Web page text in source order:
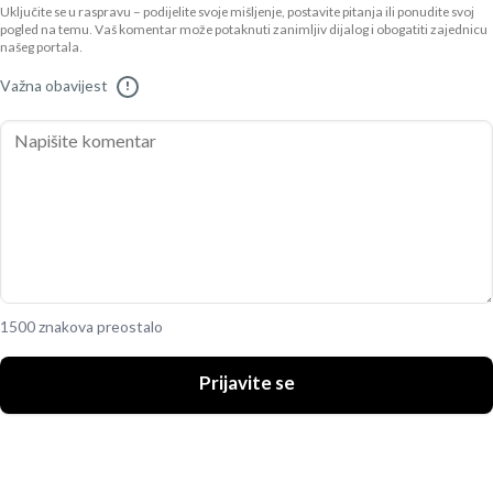
Uključite se u raspravu – podijelite svoje mišljenje, postavite pitanja ili ponudite svoj
pogled na temu. Vaš komentar može potaknuti zanimljiv dijalog i obogatiti zajednicu
našeg portala.
Važna obavijest !
1500 znakova preostalo
Prijavite se